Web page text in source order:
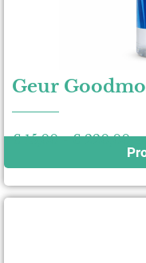
Geur
€15,00 - €220,00